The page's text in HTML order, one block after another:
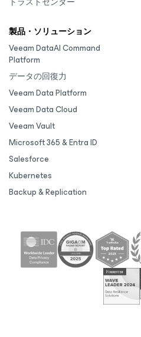
製品・ソリューション
Veeam DataAI Command
Platform
データの回復力
Veeam Data Platform
Veeam Data Cloud
Veeam Vault
Microsoft 365 & Entra ID
Salesforce
Kubernetes
Backup & Replication